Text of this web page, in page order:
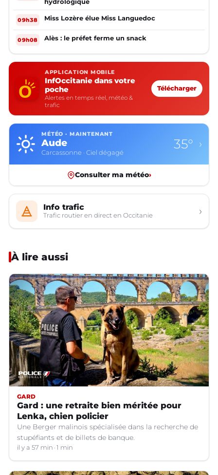
09h38 Miss Lozère élue Miss Languedoc
09h08 Alès : le préfet ferme un snack
APPLICATION MOBILE
InfOccitanie dans votre
poche
Alertes en temps réel, météo &
trafic
Télécharger
MÉTÉO · MAINTENANT
Aude
Carcassonne · Ciel dégagé
35° ›
Consulter ma météo›
Info trafic
Trafic routier en direct en Occitanie ›
À lire aussi
GARD
Gard : une retraite bien méritée pour
Lenka, chien policier
Une Berger malinois spécialisée dans la recherche de
stupéfiants et de billets de banque.
il y a 57 min 1 min